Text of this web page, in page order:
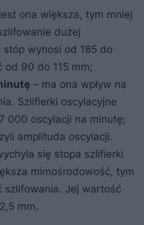
ona większa, tym mniej
dużej
stóp wynosi od 185 do
od 90 do 115 mm;
– ma ona wpływ na
Szlifierki oscylacyjne
000 oscylacji na minutę;
amplituda oscylacji.
się stopa szlifierki
mimośrodowość, tym
szlifowania. Jej wartość
mm.